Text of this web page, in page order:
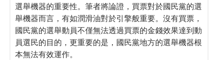
選舉機器的重要性。筆者將論證，買票對於國民黨的選
舉機器而言，有如潤滑油對於引擎般重要。沒有買票，
國民黨的選舉動員不僅無法透過買票的金錢效果達到動
員選民的目的，更重要的是，國民黨地方的選舉機器根
本無法有效運作。